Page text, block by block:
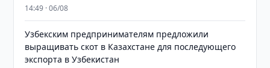
14:49 · 06/08
Узбекским предпринимателям предложили
выращивать скот в Казахстане для последующего
экспорта в Узбекистан